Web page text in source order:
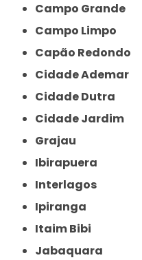
Campo Grande
Campo Limpo
Capão Redondo
Cidade Ademar
Cidade Dutra
Cidade Jardim
Grajau
Ibirapuera
Interlagos
Ipiranga
Itaim Bibi
Jabaquara